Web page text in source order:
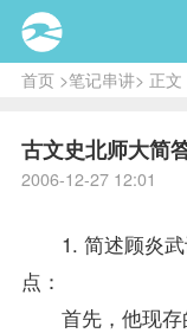
首页>笔记串讲> 正文
古文史北师大简
2006-12-27 12:01
1. 简述顾炎武
点：
首先，他现存